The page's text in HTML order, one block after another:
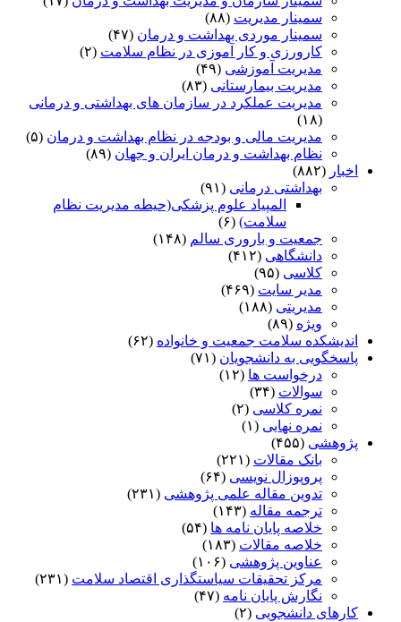
سمینار مدیریت (۸۸)
سمینار موردی بهداشت و درمان (۴۷)
کارورزی و کار آموزی در نظام سلامت (۲)
مدیریت آموزشی (۴۹)
مدیریت بیمارستانی (۸۳)
مدیریت عملکرد در سازمان های بهداشتی و درمانی
(۱۸)
مدیریت مالی و بودجه در نظام بهداشت و درمان (۵)
نظام بهداشت و درمان ایران و جهان (۸۹)
اخبار (۸۸۲)
بهداشتی درمانی (۹۱)
المپیاد علوم پزشکی(حیطه مدیریت نظام
سلامت) (۶)
جمعیت و باروری سالم (۱۴۸)
دانشگاهی (۴۱۲)
کلاسی (۹۵)
مدیر سایت (۴۶۹)
مدیریتی (۱۸۸)
ویژه (۸۹)
اندیشکده سلامت جمعیت و خانواده (۶۲)
پاسخگویی به دانشجویان (۷۱)
درخواست ها (۱۲)
سوالات (۳۴)
نمره کلاسی (۲)
نمره نهایی (۱)
پژوهشی (۴۵۵)
بانک مقالات (۲۲۱)
پروپوزال نویسی (۶۴)
تدوین مقاله علمی پژوهشی (۲۳۱)
ترجمه مقاله (۱۴۳)
خلاصه پایان نامه ها (۵۴)
خلاصه مقالات (۱۸۳)
عناوین پژوهشی (۱۰۶)
مرکز تحقیقات سیاستگذاری اقتصاد سلامت (۲۳۱)
نگارش پایان نامه (۴۷)
کارهای دانشجویی (۲)